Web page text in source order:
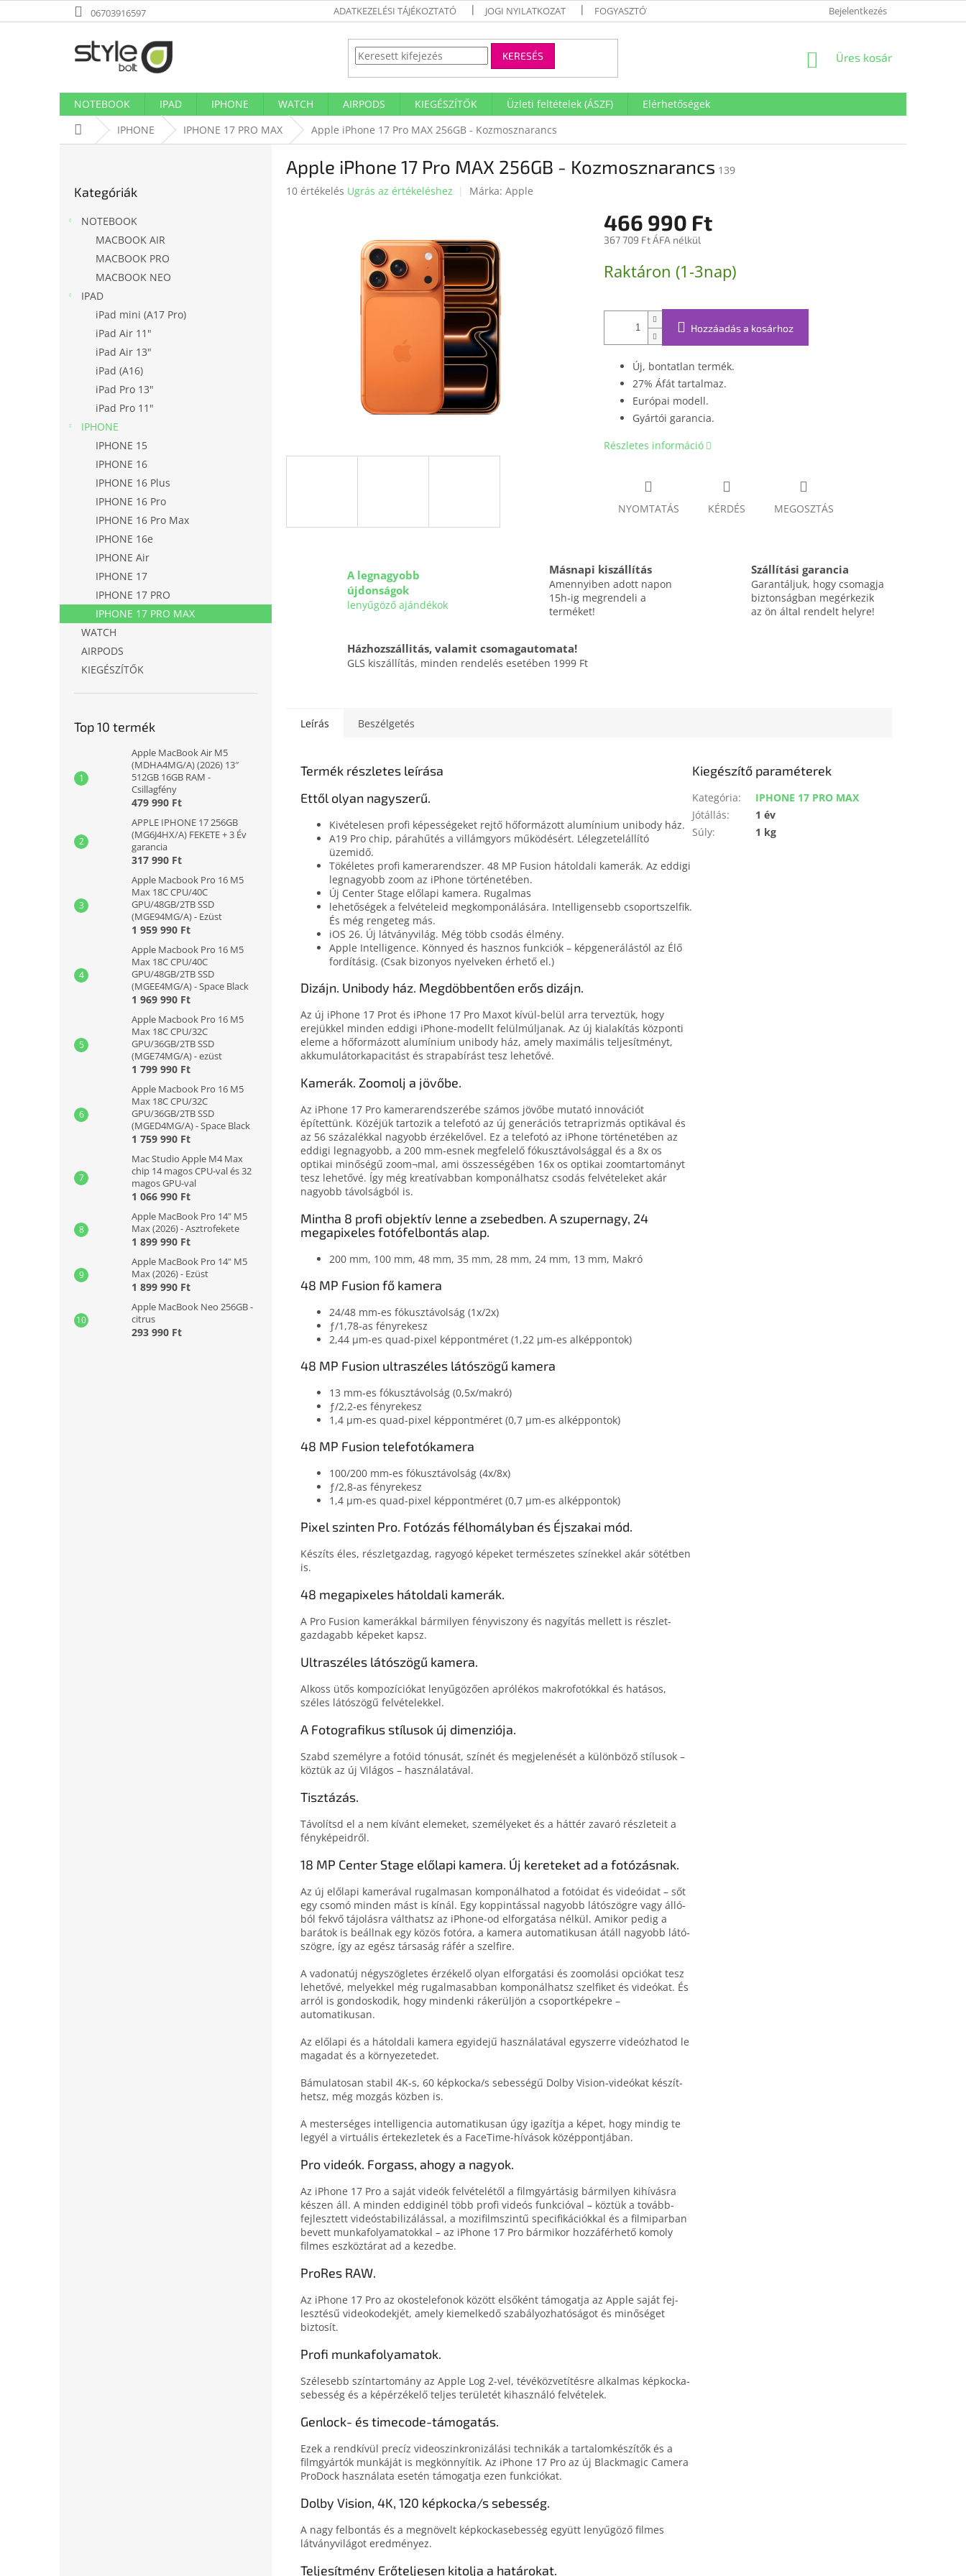
a
06703916597 ADATKEZELÉSI TÁJÉKOZTATÓ JOGI NYILATKOZAT FOGYASZTÓVÉDELMI TÁJÉKOZTATÓ SÜTI TÁJÉKOZTATÓ IMPRESSZUM
Bejelentkezés
KERESÉS KOSÁR
Üres kosár
NOTEBOOK IPAD IPHONE WATCH AIRPODS KIEGÉSZÍTŐK Üzleti feltételek (ÁSZF)
Elérhetőségek
KezdőlapIPHONE IPHONE 17 PRO MAX Apple iPhone 17 Pro MAX 256GB - Kozmosznarancs
átugrása
Kategóriák
NOTEBOOK
MACBOOK AIR
MACBOOK PRO
MACBOOK NEO
IPAD
iPad mini (A17 Pro)
iPad Air 11"
iPad Air 13"
iPad (A16)
iPad Pro 13"
iPad Pro 11"
IPHONE
IPHONE 15
IPHONE 16
IPHONE 16 Plus
IPHONE 16 Pro
IPHONE 16 Pro Max
IPHONE 16e
IPHONE Air
IPHONE 17
IPHONE 17 PRO
IPHONE 17 PRO MAX
WATCH
AIRPODS
KIEGÉSZÍTŐK
Top 10 termék
Apple MacBook Air M5
(MDHA4MG/A) (2026) 13″
512GB 16GB RAM -
Csillagfény
479 990 Ft
APPLE IPHONE 17 256GB
(MG6J4HX/A) FEKETE + 3 Év
garancia
317 990 Ft
Apple Macbook Pro 16 M5
Max 18C CPU/40C
GPU/48GB/2TB SSD
(MGE94MG/A) - Ezüst
1 959 990 Ft
Apple Macbook Pro 16 M5
Max 18C CPU/40C
GPU/48GB/2TB SSD
(MGEE4MG/A) - Space Black
1 969 990 Ft
Apple Macbook Pro 16 M5
Max 18C CPU/32C
GPU/36GB/2TB SSD
(MGE74MG/A) - ezüst
1 799 990 Ft
Apple Macbook Pro 16 M5
Max 18C CPU/32C
GPU/36GB/2TB SSD
(MGED4MG/A) - Space Black
1 759 990 Ft
Mac Studio Apple M4 Max
chip 14 magos CPU-val és 32
magos GPU-val
1 066 990 Ft
Apple MacBook Pro 14" M5
Max (2026) - Asztrofekete
1 899 990 Ft
Apple MacBook Pro 14" M5
Max (2026) - Ezüst
1 899 990 Ft
Apple MacBook Neo 256GB -
citrus
293 990 Ft
Apple iPhone 17 Pro MAX 256GB - Kozmosznarancs 139
A10 értékelés Ugrás az értékeléshez Márka: Apple
466 990 Ft
367 709 Ft ÁFA nélkül
Raktáron (1-3nap)
Hozzáadás a kosárhoz
Új, bontatlan termék.
27% Áfát tartalmaz.
Európai modell.
Gyártói garancia.
Részletes információ
NYOMTATÁS KÉRDÉS MEGOSZTÁS
A legnagyobb
újdonságok
lenyűgöző ajándékok
Másnapi kiszállítás
Amennyiben adott napon
15h-ig megrendeli a
terméket!
Szállítási garancia
Garantáljuk, hogy csomagja
biztonságban megérkezik
az ön által rendelt helyre!
Házhozszállitás, valamit csomagautomata!
GLS kiszállítás, minden rendelés esetében 1999 Ft
Leírás Beszélgetés
Termék részletes leírása
Ettől olyan nagyszerű.
Kivételesen profi képességeket rejtő hőformázott alumínium unibody ház.
A19 Pro chip, párahűtés a villámgyors működésért. Lélegzetelállító
üzemidő.
Tökéletes profi kamerarendszer. 48 MP Fusion hátoldali kamerák. Az eddigi
legnagyobb zoom az iPhone történetében.
Új Center Stage előlapi kamera. Rugalmas
lehetőségek a felvételeid megkomponálására. Intelligensebb csoportszelfik.
És még rengeteg más.
iOS 26. Új látványvilág. Még több csodás élmény.
Apple Intelligence. Könnyed és hasznos funkciók – képgenerálástól az Élő
fordításig. (Csak bizonyos nyelveken érhető el.)
Dizájn. Unibody ház. Megdöbbentően erős dizájn.
Az új iPhone 17 Prot és iPhone 17 Pro Maxot kívül-belül arra terveztük, hogy
erejükkel minden eddigi iPhone-modellt felül­múljanak. Az új kiala­kí­tás központi
eleme a hő­formázott alumínium unibody ház, amely maximális teljesít­ményt,
akkumulátor­kapacitást és strapa­bírást tesz lehetővé.
Kamerák. Zoomolj a jövőbe.
Az iPhone 17 Pro kamerarendszerébe számos jövőbe mutató innovációt
építettünk. Közéjük tartozik a telefotó az új generációs tetraprizmás optikával és
az 56 százalékkal nagyobb érzékelővel. Ez a telefotó az iPhone történetében az
eddigi legnagyobb, a 200 mm-esnek megfelelő fókusztávolsággal és a 8x os
optikai minőségű zoom¬mal, ami összességében 16x os optikai zoomtartományt
tesz lehetővé. Így még kreatívabban komponálhatsz csodás felvételeket akár
nagyobb távolságból is.
Mintha 8 profi objektív lenne a zsebedben. A szupernagy, 24
megapixeles fotófelbontás alap.
200 mm, 100 mm, 48 mm, 35 mm, 28 mm, 24 mm, 13 mm, Makró
48 MP Fusion fő kamera
24/48 mm-es fókusztávolság (1x/2x)
ƒ/1,78‑as fényrekesz
2,44 μm-es quad-pixel képpontméret (1,22 μm-es alképpontok)
48 MP Fusion ultraszéles látószögű kamera
13 mm‑es fókusztávolság (0,5x/makró)
ƒ/2,2‑es fényrekesz
1,4 μm‑es quad-pixel képpontméret (0,7 μm‑es alképpontok)
48 MP Fusion telefotókamera
100/200 mm-es fókusztávolság (4x/8x)
ƒ/2,8‑as fényrekesz
1,4 μm-es quad-pixel képpontméret (0,7 μm-es alképpontok)
Pixel szinten Pro. Fotózás félhomályban és Éjszakai mód.
Készíts éles, részlet­gazdag, ragyogó képeket természetes színek­kel akár sötétben
is.
48 megapixeles hátoldali kamerák.
A Pro Fusion kamerákkal bármilyen fény­viszony és nagyítás mellett is részlet­
gazdagabb képeket kapsz.
Ultraszéles látószögű kamera.
Alkoss ütős kompo­zíció­kat lenyűgö­zően aprólékos makro­fotókkal és hatásos,
széles látó­szögű felvételekkel.
A Fotografikus stílusok új dimenziója.
Szabd személyre a fotóid tó­nu­sát, színét és meg­jelenését a külön­bö­ző stílusok –
köztük az új Világos – használatával.
Tisztázás.
Távolítsd el a nem kívánt elemeket, személyeket és a hát­tér zavaró részleteit a
fény­képeidről.
18 MP Center Stage előlapi kamera. Új kereteket ad a fotózásnak.
Az új elő­lapi kamerá­val rugal­ma­san kompo­nál­ha­tod a fotó­i­dat és videó­i­dat – sőt
egy csomó minden mást is kínál. Egy koppin­tás­sal nagyobb látó­szög­re vagy álló­
ból fekvő tájolás­ra vált­hatsz az iPhone-od elforga­tá­sa nélkül. Amikor pedig a
barátok is be­áll­nak egy közös fotó­ra, a kamera auto­mati­ku­san át­áll nagyobb látó­
szög­re, így az egész társa­ság rá­fér a szelfire.
A vadonatúj négy­szögletes érzékelő olyan el­forgatási és zoom­olási opciókat tesz
lehe­tő­vé, melyekkel még rugal­ma­sab­ban kom­po­nál­hatsz szelfi­ket és videókat. És
arról is gondos­ko­dik, hogy mindenki rá­kerüljön a csoport­képekre –
automatikusan.
Az elő­lapi és a hát­oldali kamera egy­idejű használa­tával egy­szerre videóz­ha­tod le
magadat és a környezetedet.
Bámulatosan stabil 4K‑s, 60 képkocka/s sebességű Dolby Vision-videókat készít­
hetsz, még mozgás közben is.
A mesterséges intelligencia automatikusan úgy igazítja a képet, hogy mindig te
legyél a virtuális értekez­le­tek és a FaceTime-hívások közép­pontjában.
Pro videók. Forgass, ahogy a nagyok.
Az iPhone 17 Pro a saját videók ­fel­vételé­től a film­gyártásig bár­milyen ki­hívásra
készen áll. A minden eddi­ginél több profi videós funkció­val – köztük a tovább­
fejlesztett videó­stabilizálás­sal, a mozi­film­szintű speci­fi­ká­ciók­kal és a film­ipar­ban
bevett munka­folyamatok­kal – az iPhone 17 Pro bár­mikor hozzá­fér­hető komoly
filmes eszköz­tárat ad a kezedbe.
ProRes RAW.
Az iPhone 17 Pro az okos­telefonok között első­ként támogatja az Apple saját fej­
lesz­tésű video­kodek­jét, amely kiemel­ke­dő szabályoz­ha­tó­ságot és minőséget
biztosít.
Profi munka­folyamatok.
Szélesebb szín­tartomány az Apple Log 2-vel, tévé­közvetítés­re alkal­mas kép­kocka­
sebesség és a kép­érzékelő teljes területét kihasználó felvételek.
Genlock- és timecode-támogatás.
Ezek a rendkívül precíz video­szinkronizá­lá­si technikák a tartalom­készítők és a
film­gyártók munkáját is meg­könnyítik. Az iPhone 17 Pro az új Blackmagic Camera
ProDock használata esetén támogatja ezen funkciókat.
Dolby Vision, 4K, 120 képkocka/s sebesség.
A nagy fel­bontás és a meg­növelt kép­kocka­sebesség együtt lenyűgöző filmes
látvány­világot eredményez.
Teljesítmény Erőteljesen kitolja a határokat.
Kiegészítő paraméterek
Kategória:
IPHONE 17 PRO MAX
Jótállás:
1 év
Súly: 1 kg